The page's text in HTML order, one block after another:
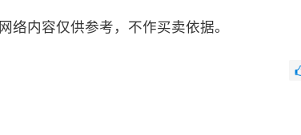
络内容仅供参考，不作买卖依据。